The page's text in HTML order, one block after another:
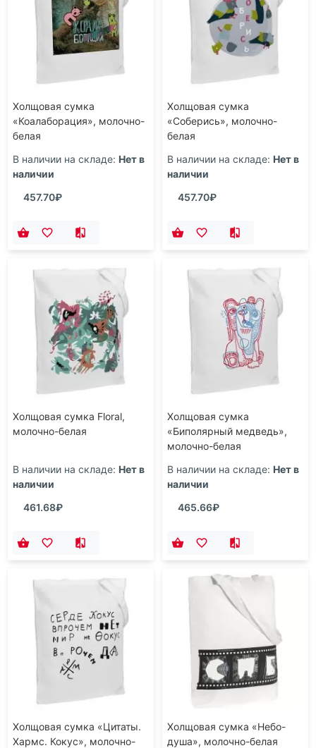
Холщовая сумка
«Коалаборация», молочно-
белая
В наличии на складе: Нет в
наличии
457.70₽
Холщовая сумка
«Соберись», молочно-
белая
В наличии на складе: Нет в
наличии
457.70₽
Холщовая сумка Floral,
молочно-белая
В наличии на складе: Нет в
наличии
461.68₽
Холщовая сумка
«Биполярный медведь»,
молочно-белая
В наличии на складе: Нет в
наличии
465.66₽
Холщовая сумка «Цитаты.
Хармс. Кокус», молочно-
Холщовая сумка «Небо-
душа», молочно-белая